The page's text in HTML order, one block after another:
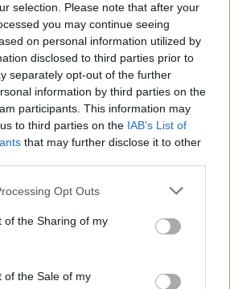
selection. Please note that after your
you may continue seeing
on personal information utilized by
disclosed to third parties prior to
separately opt-out of the further
information by third parties on the
participants. This information may
to third parties on the IAB’s List of
that may further disclose it to other
app uses one or more Google
or usage behaviour. You may click to
to Google and its third-party tags to
specified purposes in below Google
Opt Outs
of the Sharing of my
of the Sale of my
tospiekisproszkowanych, trudno
metali z metalem wiążącym
kobaltem), będące spiekami
twardymi i odpornymi na
jako elementy narzędzi
na ostrza, umożliwiające
twardych materiałów przy
czy pomiarowych
wybrane, zobacz też
piętrzącej się góry żelastwa. Nic